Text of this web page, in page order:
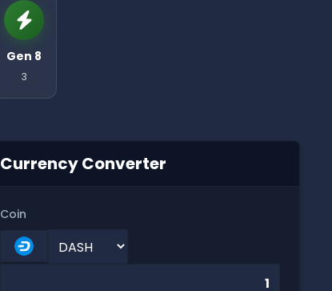
Gen 8
3
Currency Converter
Coin